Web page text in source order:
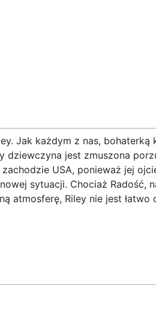
Jak każdym z nas, bohaterką
dziewczyna jest zmuszona
USA, ponieważ jej
sytuacji. Chociaż Radość,
atmosferę, Riley nie jest łatwo